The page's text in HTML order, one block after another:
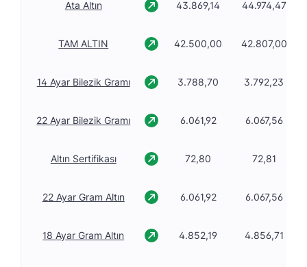
Ata Altın 43.869,14 44.974,47
TAM ALTIN 42.500,00 42.807,00
14 Ayar Bilezik Gramı 3.788,70 3.792,23
22 Ayar Bilezik Gramı 6.061,92 6.067,56
Altın Sertifikası 72,80 72,81
22 Ayar Gram Altın 6.061,92 6.067,56
18 Ayar Gram Altın 4.852,19 4.856,71